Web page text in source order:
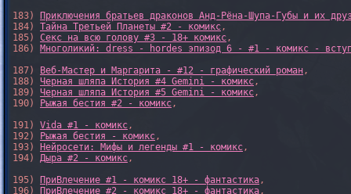
183)
Приключения братьев драконов Анд-Рёна-Шупа-Губы и их
184) Тайна Третьей Планеты #2 - комикс,
185) Секс на всю голову #3 - 18+ комикс,
186) Многоликий: dress - hordes эпизод 6 - #1 - комикс -
187)
Веб-Мастер и Маргарита - #12 - графический роман,
188) Черная шляпа История #4 Gemini - комикс,
189) Черная шляпа История #5 Gemini - комикс,
190)
Рыжая бестия #2 - комикс,
191) Vida #1 - комикс,
192)
Рыжая бестия - комикс,
193)
Нейросети: Мифы и легенды #1 - комикс,
194) Дыра #2 - комикс,
195)
ПриВлечение #1 - комикс 18+ - фантастика,
196)
ПриВлечение #2 - комикс 18+ - фантастика,